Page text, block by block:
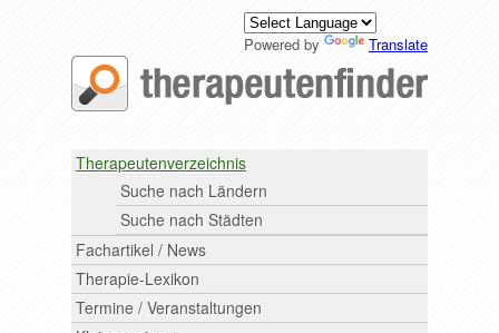
Powered by Translate
Therapeutenverzeichnis
Suche nach Ländern
Suche nach Städten
Fachartikel / News
Therapie-Lexikon
Termine / Veranstaltungen